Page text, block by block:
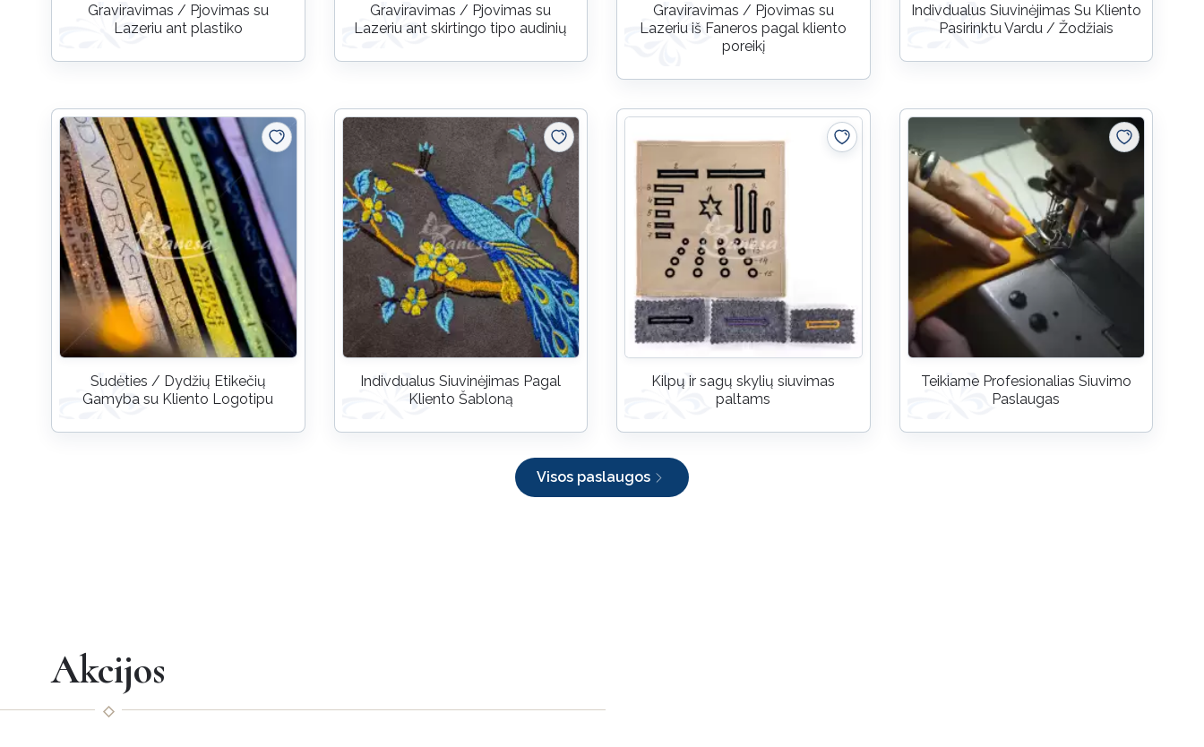
Graviravimas / Pjovimas su
Lazeriu ant plastiko
Graviravimas / Pjovimas su
Lazeriu ant skirtingo tipo audinių
Graviravimas / Pjovimas su
Lazeriu iš Faneros pagal kliento
poreikį
Indivdualus Siuvinėjimas Su Kliento
Pasirinktu Vardu / Žodžiais
Sudėties / Dydžių Etikečių
Gamyba su Kliento Logotipu
Indivdualus Siuvinėjimas Pagal
Kliento Šabloną
Kilpų ir sagų skylių siuvimas
paltams
Teikiame Profesionalias Siuvimo
Paslaugas
Visos paslaugos
Akcijos